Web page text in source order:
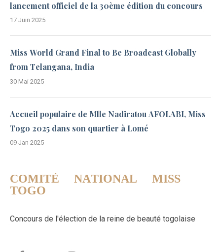
lancement officiel de la 30ème édition du concours
17 Juin 2025
Miss World Grand Final to Be Broadcast Globally
from Telangana, India
30 Mai 2025
Accueil populaire de Mlle Nadiratou AFOLABI, Miss
Togo 2025 dans son quartier à Lomé
09 Jan 2025
COMITÉ NATIONAL MISS
TOGO
Concours de l'élection de la reine de beauté togolaise